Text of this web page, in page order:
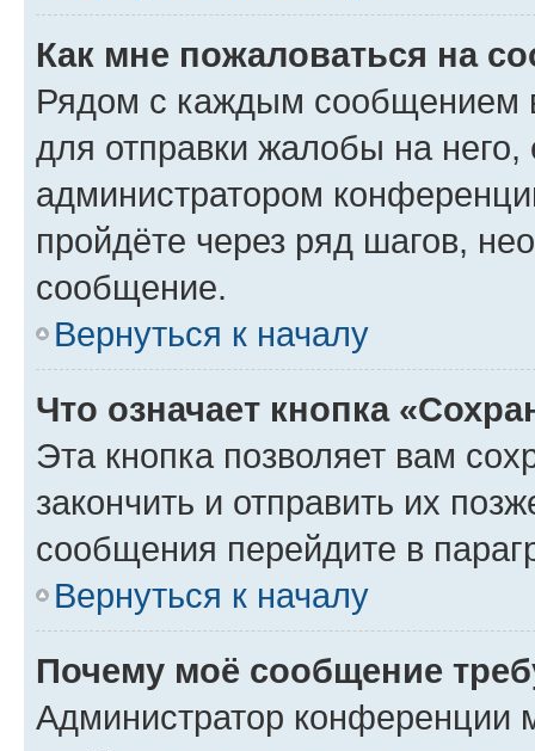
Как мне пожаловаться на
Рядом с каждым сообщением
для отправки жалобы на
администратором
пройдёте через ряд шагов,
сообщение.
Вернуться к началу
Что означает кнопка
Эта кнопка позволяет вам
закончить и отправить их
сообщения перейдите в
Вернуться к началу
Почему моё сообщение
Администратор конференции